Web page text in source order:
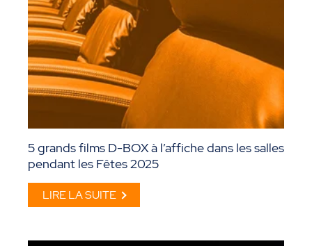
5 grands films D-BOX à l’affiche dans les salles
pendant les Fêtes 2025
LIRE LA SUITE